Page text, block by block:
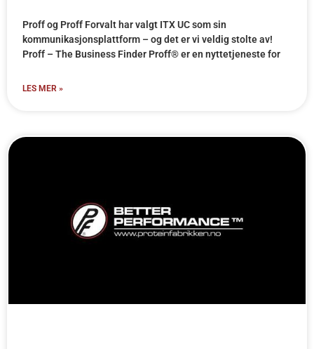
Proff og Proff Forvalt har valgt ITX UC som sin
kommunikasjonsplattform – og det er vi veldig stolte av!
Proff – The Business Finder Proff® er en nyttetjeneste for
LES MER »